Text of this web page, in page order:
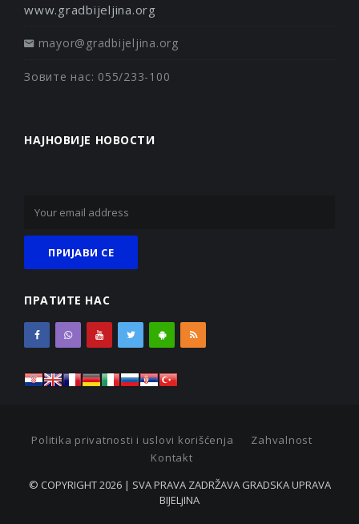
www.gradbijeljina.org
mayor@gradbijeljina.org
Зовите нас: 055/233-100
НАЈНОВИЈЕ НОВОСТИ
ПРАТИТЕ НАС
Politika privatnosti i uslovi korišćenja
Zahvalnost
Kontakt
© COPYRIGHT 2026 | SVA PRAVA ZADRŽAVA GRADSKA UPRAVA
BIJELjINA